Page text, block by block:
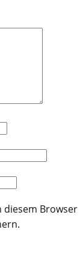
diesem Browser